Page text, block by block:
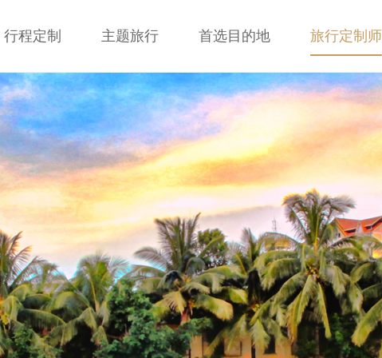
行程定制 主题旅行 首选目的地 旅行定制师